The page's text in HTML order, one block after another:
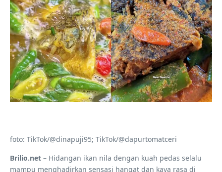
foto: TikTok/@dinapuji95; TikTok/@dapurtomatceri
Brilio.net – Hidangan ikan nila dengan kuah pedas selalu
mampu menghadirkan sensasi hangat dan kaya rasa di